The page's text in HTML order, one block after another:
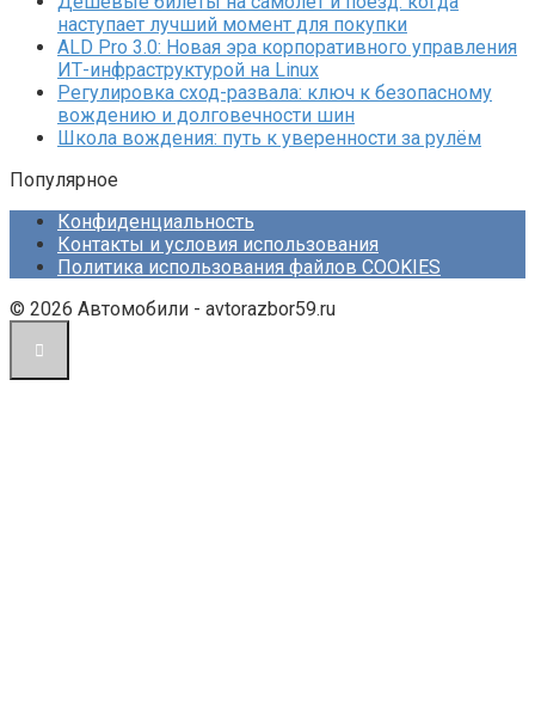
наступает лучший момент для покупки
ALD Pro 3.0: Новая эра корпоративного управления
ИТ-инфраструктурой на Linux
Регулировка сход-развала: ключ к безопасному
вождению и долговечности шин
Школа вождения: путь к уверенности за рулём
Популярное
Конфиденциальность
Контакты и условия использования
Политика использования файлов COOKIES
© 2026 Автомобили - avtorazbor59.ru